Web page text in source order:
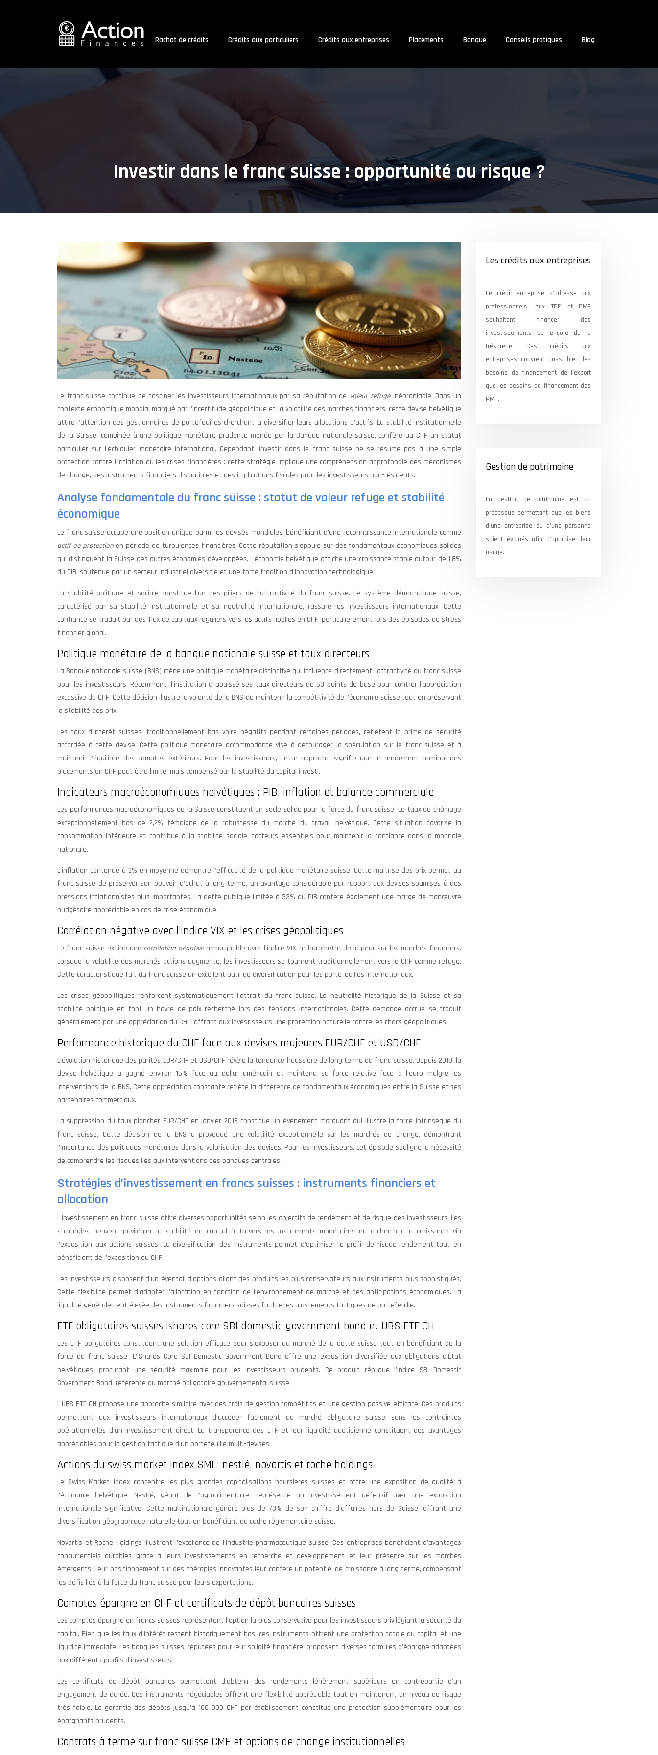
Rachat de crédits Crédits aux particuliers Crédits aux entreprises Placements Banque Conseils pratiques Blog
Investir dans le franc suisse : opportunité ou risque ?
Le franc suisse continue de fasciner les investisseurs internationaux par sa réputation de valeur refuge inébranlable. Dans un
contexte économique mondial marqué par l’incertitude géopolitique et la volatilité des marchés financiers, cette devise helvétique
attire l’attention des gestionnaires de portefeuilles cherchant à diversifier leurs allocations d’actifs. La stabilité institutionnelle
de la Suisse, combinée à une politique monétaire prudente menée par la Banque nationale suisse, confère au CHF un statut
particulier sur l’échiquier monétaire international. Cependant, investir dans le franc suisse ne se résume pas à une simple
protection contre l’inflation ou les crises financières : cette stratégie implique une compréhension approfondie des mécanismes
de change, des instruments financiers disponibles et des implications fiscales pour les investisseurs non-résidents.
Analyse fondamentale du franc suisse : statut de valeur refuge et stabilité
économique
Le franc suisse occupe une position unique parmi les devises mondiales, bénéficiant d’une reconnaissance internationale comme
actif de protection en période de turbulences financières. Cette réputation s’appuie sur des fondamentaux économiques solides
qui distinguent la Suisse des autres économies développées. L’économie helvétique affiche une croissance stable autour de 1,8%
du PIB, soutenue par un secteur industriel diversifié et une forte tradition d’innovation technologique.
La stabilité politique et sociale constitue l’un des piliers de l’attractivité du franc suisse. Le système démocratique suisse,
caractérisé par sa stabilité institutionnelle et sa neutralité internationale, rassure les investisseurs internationaux. Cette
confiance se traduit par des flux de capitaux réguliers vers les actifs libellés en CHF, particulièrement lors des épisodes de stress
financier global.
Politique monétaire de la banque nationale suisse et taux directeurs
La Banque nationale suisse (BNS) mène une politique monétaire distinctive qui influence directement l’attractivité du franc suisse
pour les investisseurs. Récemment, l’institution a abaissé ses taux directeurs de 50 points de base pour contrer l’appréciation
excessive du CHF. Cette décision illustre la volonté de la BNS de maintenir la compétitivité de l’économie suisse tout en préservant
la stabilité des prix.
Les taux d’intérêt suisses, traditionnellement bas voire négatifs pendant certaines périodes, reflètent la prime de sécurité
accordée à cette devise. Cette politique monétaire accommodante vise à décourager la spéculation sur le franc suisse et à
maintenir l’équilibre des comptes extérieurs. Pour les investisseurs, cette approche signifie que le rendement nominal des
placements en CHF peut être limité, mais compensé par la stabilité du capital investi.
Indicateurs macroéconomiques helvétiques : PIB, inflation et balance commerciale
Les performances macroéconomiques de la Suisse constituent un socle solide pour la force du franc suisse. Le taux de chômage
exceptionnellement bas de 2,2% témoigne de la robustesse du marché du travail helvétique. Cette situation favorise la
consommation intérieure et contribue à la stabilité sociale, facteurs essentiels pour maintenir la confiance dans la monnaie
nationale.
L’inflation contenue à 2% en moyenne démontre l’efficacité de la politique monétaire suisse. Cette maîtrise des prix permet au
franc suisse de préserver son pouvoir d’achat à long terme, un avantage considérable par rapport aux devises soumises à des
pressions inflationnistes plus importantes. La dette publique limitée à 33% du PIB confère également une marge de manœuvre
budgétaire appréciable en cas de crise économique.
Corrélation négative avec l’indice VIX et les crises géopolitiques
Le franc suisse exhibe une corrélation négative remarquable avec l’indice VIX, le baromètre de la peur sur les marchés financiers.
Lorsque la volatilité des marchés actions augmente, les investisseurs se tournent traditionnellement vers le CHF comme refuge.
Cette caractéristique fait du franc suisse un excellent outil de diversification pour les portefeuilles internationaux.
Les crises géopolitiques renforcent systématiquement l’attrait du franc suisse. La neutralité historique de la Suisse et sa
stabilité politique en font un havre de paix recherché lors des tensions internationales. Cette demande accrue se traduit
généralement par une appréciation du CHF, offrant aux investisseurs une protection naturelle contre les chocs géopolitiques.
Performance historique du CHF face aux devises majeures EUR/CHF et USD/CHF
L’évolution historique des parités EUR/CHF et USD/CHF révèle la tendance haussière de long terme du franc suisse. Depuis 2010, la
devise helvétique a gagné environ 15% face au dollar américain et maintenu sa force relative face à l’euro malgré les
interventions de la BNS. Cette appréciation constante reflète la différence de fondamentaux économiques entre la Suisse et ses
partenaires commerciaux.
La suppression du taux plancher EUR/CHF en janvier 2015 constitue un événement marquant qui illustre la force intrinsèque du
franc suisse. Cette décision de la BNS a provoqué une volatilité exceptionnelle sur les marchés de change, démontrant
l’importance des politiques monétaires dans la valorisation des devises. Pour les investisseurs, cet épisode souligne la nécessité
de comprendre les risques liés aux interventions des banques centrales.
Stratégies d’investissement en francs suisses : instruments financiers et
allocation
L’investissement en franc suisse offre diverses opportunités selon les objectifs de rendement et de risque des investisseurs. Les
stratégies peuvent privilégier la stabilité du capital à travers les instruments monétaires ou rechercher la croissance via
l’exposition aux actions suisses. La diversification des instruments permet d’optimiser le profil de risque-rendement tout en
bénéficiant de l’exposition au CHF.
Les investisseurs disposent d’un éventail d’options allant des produits les plus conservateurs aux instruments plus sophistiqués.
Cette flexibilité permet d’adapter l’allocation en fonction de l’environnement de marché et des anticipations économiques. La
liquidité généralement élevée des instruments financiers suisses facilite les ajustements tactiques de portefeuille.
ETF obligataires suisses ishares core SBI domestic government bond et UBS ETF CH
Les ETF obligataires constituent une solution efficace pour s’exposer au marché de la dette suisse tout en bénéficiant de la
force du franc suisse. L’iShares Core SBI Domestic Government Bond offre une exposition diversifiée aux obligations d’État
helvétiques, procurant une sécurité maximale pour les investisseurs prudents. Ce produit réplique l’indice SBI Domestic
Government Bond, référence du marché obligataire gouvernemental suisse.
L’UBS ETF CH propose une approche similaire avec des frais de gestion compétitifs et une gestion passive efficace. Ces produits
permettent aux investisseurs internationaux d’accéder facilement au marché obligataire suisse sans les contraintes
opérationnelles d’un investissement direct. La transparence des ETF et leur liquidité quotidienne constituent des avantages
appréciables pour la gestion tactique d’un portefeuille multi-devises.
Actions du swiss market index SMI : nestlé, novartis et roche holdings
Le Swiss Market Index concentre les plus grandes capitalisations boursières suisses et offre une exposition de qualité à
l’économie helvétique. Nestlé, géant de l’agroalimentaire, représente un investissement défensif avec une exposition
internationale significative. Cette multinationale génère plus de 70% de son chiffre d’affaires hors de Suisse, offrant une
diversification géographique naturelle tout en bénéficiant du cadre réglementaire suisse.
Novartis et Roche Holdings illustrent l’excellence de l’industrie pharmaceutique suisse. Ces entreprises bénéficient d’avantages
concurrentiels durables grâce à leurs investissements en recherche et développement et leur présence sur les marchés
émergents. Leur positionnement sur des thérapies innovantes leur confère un potentiel de croissance à long terme, compensant
les défis liés à la force du franc suisse pour leurs exportations.
Comptes épargne en CHF et certificats de dépôt bancaires suisses
Les comptes épargne en francs suisses représentent l’option la plus conservative pour les investisseurs privilégiant la sécurité du
capital. Bien que les taux d’intérêt restent historiquement bas, ces instruments offrent une protection totale du capital et une
liquidité immédiate. Les banques suisses, réputées pour leur solidité financière, proposent diverses formules d’épargne adaptées
aux différents profils d’investisseurs.
Les certificats de dépôt bancaires permettent d’obtenir des rendements légèrement supérieurs en contrepartie d’un
engagement de durée. Ces instruments négociables offrent une flexibilité appréciable tout en maintenant un niveau de risque
très faible. La garantie des dépôts jusqu’à 100 000 CHF par établissement constitue une protection supplémentaire pour les
épargnants prudents.
Contrats à terme sur franc suisse CME et options de change institutionnelles
Les crédits aux entreprises
Le crédit entreprise s’adresse aux
professionnels, aux TPE et PME
souhaitant financer des
investissements ou encore de la
trésorerie. Ces crédits aux
entreprises couvrent aussi bien les
besoins de financement de l’export
que les besoins de financement des
PME.
Gestion de patrimoine
La gestion de patrimoine est un
processus permettant que les biens
d’une entreprise ou d’une personne
soient évalués afin d’optimiser leur
usage.